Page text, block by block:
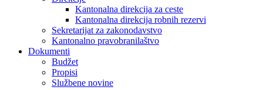
Kantonalna direkcija za ceste
Kantonalna direkcija robnih rezervi
Sekretarijat za zakonodavstvo
Kantonalno pravobranilaštvo
Dokumenti
Budžet
Propisi
Službene novine